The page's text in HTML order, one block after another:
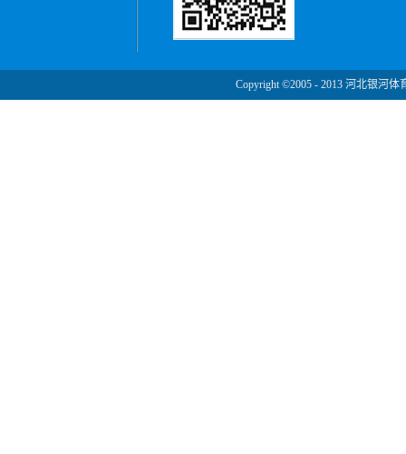
Copyright ©2005 - 2013 河北银河体